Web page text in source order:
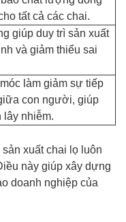
tất cả các chai.
giúp duy trì sản xuất
và giảm thiểu sai
làm giảm sự tiếp
con người, giúp
lây nhiễm.
xuất chai lọ luôn
này giúp xây dựng
doanh nghiệp của